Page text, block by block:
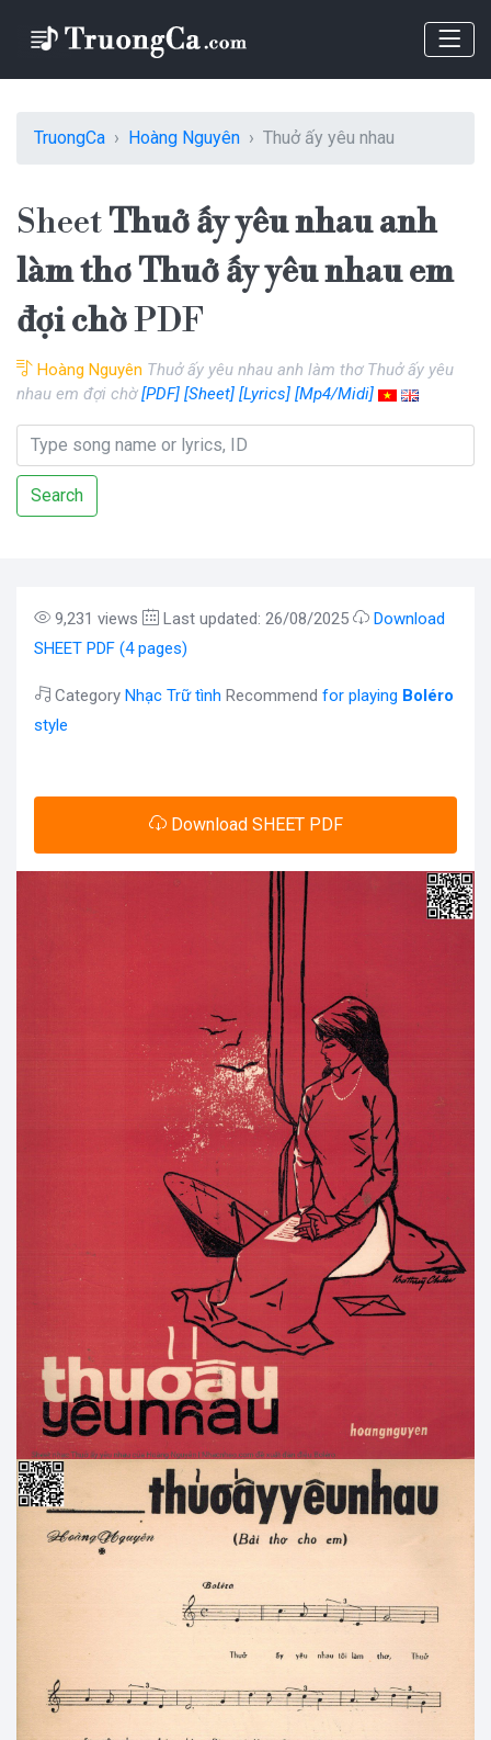
TruongCa Hoàng Nguyên Thuở ấy yêu nhau
SheetThuở ấy yêu nhau anh
làm thơ Thuở ấy yêu nhau em
đợi chờPDF
Hoàng Nguyên Thuở ấy yêu nhau anh làm thơ Thuở ấy yêu
nhau em đợi chờ[PDF] [Sheet] [Lyrics] [Mp4/Midi]
Search
9,231 views Last updated: 26/08/2025
Download
SHEET PDF (4 pages)
Category Nhạc Trữ tình Recommend for playing Boléro
style
Download SHEET PDF